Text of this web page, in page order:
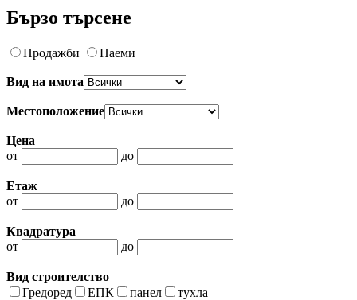
Бързо търсене
Продажби Наеми
Вид на имота
Местоположение
Цена
от
до
Етаж
от
до
Квадратура
от
до
Вид строителство
Гредоред
ЕПК панел тухла